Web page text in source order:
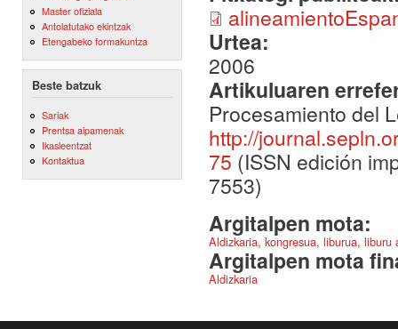
Master ofiziala
Antolatutako ekintzak
Etengabeko formakuntza
Beste batzuk
Sariak
Prentsa aipamenak
Ikasleentzat
Kontaktua
Urtea:
2006
Artikuluaren
Procesamiento del
http://
75 (ISSN edición
7553)
Argitalpen mota:
Aldizkaria, kongresua, liburua,
Argitalpen mota
Aldizkaria